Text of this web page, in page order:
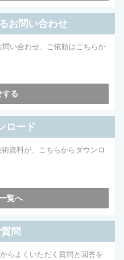
お問い合わせ
い合わせ、ご依頼はこちらか
する
ロード
資料が、こちらからダウンロ
覧へ
問
らよくいただく質問と回答を